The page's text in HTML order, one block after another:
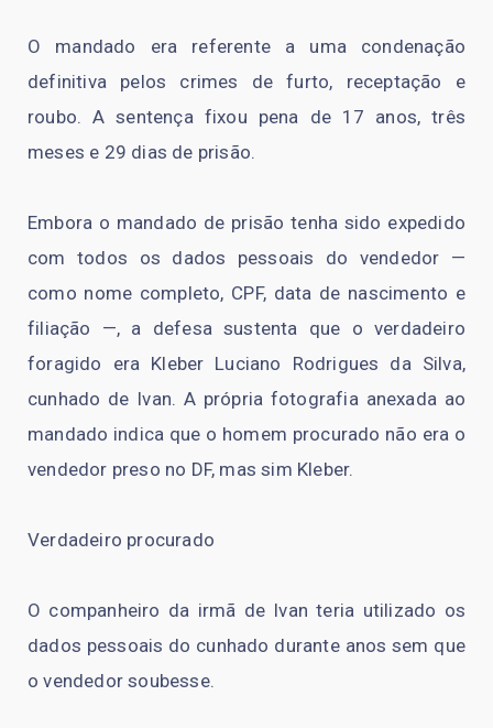
O mandado era referente a uma condenação
definitiva pelos crimes de furto, receptação e
roubo. A sentença fixou pena de 17 anos, três
meses e 29 dias de prisão.
Embora o mandado de prisão tenha sido expedido
com todos os dados pessoais do vendedor —
como nome completo, CPF, data de nascimento e
filiação —, a defesa sustenta que o verdadeiro
foragido era Kleber Luciano Rodrigues da Silva,
cunhado de Ivan. A própria fotografia anexada ao
mandado indica que o homem procurado não era o
vendedor preso no DF, mas sim Kleber.
Verdadeiro procurado
O companheiro da irmã de Ivan teria utilizado os
dados pessoais do cunhado durante anos sem que
o vendedor soubesse.